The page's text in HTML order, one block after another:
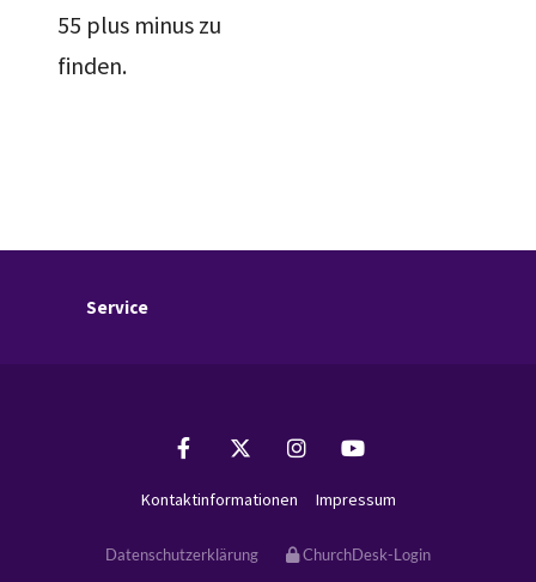
55 plus minus zu
finden.
Service
Kontaktinformationen Impressum
Datenschutzerklärung ChurchDesk-Login